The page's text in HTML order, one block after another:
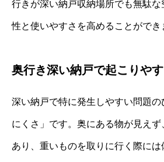
行きが深い納戸収納場所でも無駄
性と使いやすさを高めることができ
奥行き深い納戸で起こりや
深い納戸で特に発生しやすい問題の
にくさ」です。奥にある物が見え
あり、重いものを取りに行く際には